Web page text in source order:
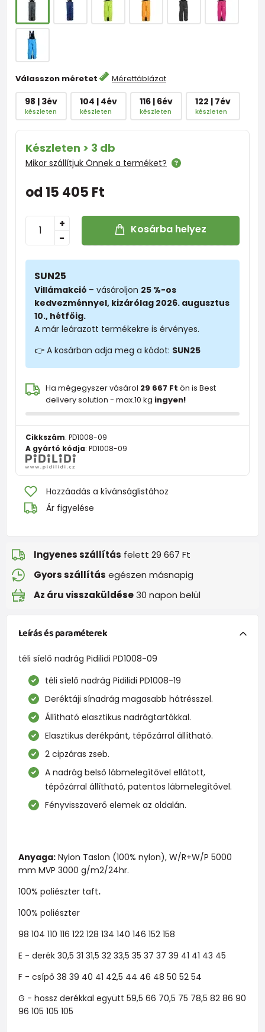
Válasszon méretet Mérettáblázat
98 | 3év
készleten
104 | 4év
készleten
116 | 6év
készleten
122 | 7év
készleten
Készleten > 3 db
Mikor szállítjuk Önnek a terméket?
od 15 405 Ft
-
+ Kosárba helyez
SUN25
Villámakció – vásároljon 25 %-os
kedvezménnyel, kizárólag 2026. augusztus
10., hétfőig.
A már leárazott termékekre is érvényes.
👉 A kosárban adja meg a kódot: SUN25
Ha mégegyszer vásárol 29 667 Ft ön is Best
delivery solution - max.10 kg ingyen!
Cikkszám: PD1008-09
A gyártó kódja: PD1008-09
Hozzáadás a kívánságlistához
Ár figyelése
Ingyenes szállítás felett 29 667 Ft
Gyors szállítás egészen másnapig
Az áru visszaküldése30 napon belül
Leírás és paraméterek
téli síelő nadrág Pidilidi PD1008-09
téli síelő nadrág Pidilidi PD1008-19
Deréktáji sínadrág magasabb hátrésszel.
Állítható elasztikus nadrágtartókkal.
Elasztikus derékpánt, tépőzárral állítható.
2 cipzáras zseb.
A nadrág belső lábmelegítővel ellátott,
tépőzárral állítható, patentos lábmelegítővel.
Fényvisszaverő elemek az oldalán.
Anyaga:Nylon Taslon (100% nylon), W/R+W/P 5000
mm MVP 3000 g/m2/24hr.
100% poliészter taft.
100% poliészter
98 104 110 116 122 128 134 140 146 152 158
E - derék 30,5 31 31,5 32 33,5 35 37 37 39 41 41 43 45
F - csípő 38 39 40 41 42,5 44 46 48 50 52 54
G - hossz derékkal együtt 59,5 66 70,5 75 78,5 82 86 90
96 105 105 105